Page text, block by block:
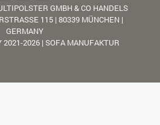
GMBH & CO HANDELS
115 | 80339 MÜNCHEN |
GERMANY
2021-2026 | SOFA MANUFAKTUR